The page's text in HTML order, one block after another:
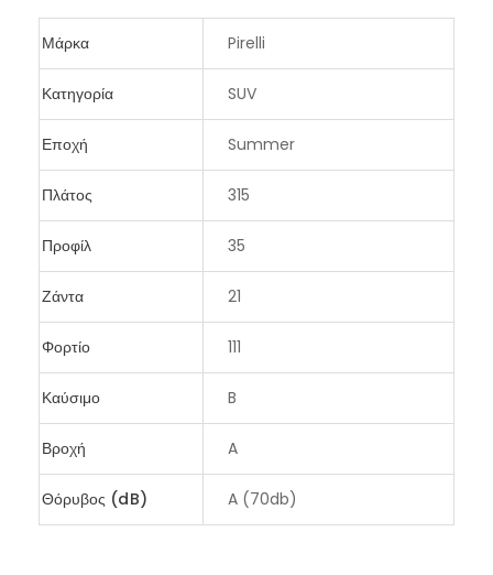
Μάρκα Pirelli
Κατηγορία SUV
Εποχή Summer
Πλάτος 315
Προφίλ 35
Ζάντα 21
Φορτίο 111
Καύσιμο B
Βροχή A
Θόρυβος (dB) A (70db)